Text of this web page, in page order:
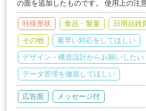
の面を追加したものです。 使用上の注
特殊形状 食品・製菓 日用品雑
その他 素早い対応をしてほしい
デザイン・構造設計からお願いしたい
データ管理を徹底してほしい
広告面 メッセージ付